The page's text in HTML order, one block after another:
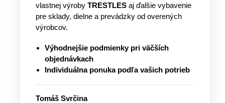
vlastnej výroby TRESTLES aj ďalšie vybavenie
pre sklady, dielne a prevádzky od overených
výrobcov.
Výhodnejšie podmienky pri väčších
objednávkach
Individuálna ponuka podľa vašich potrieb
Tomáš Svrčina